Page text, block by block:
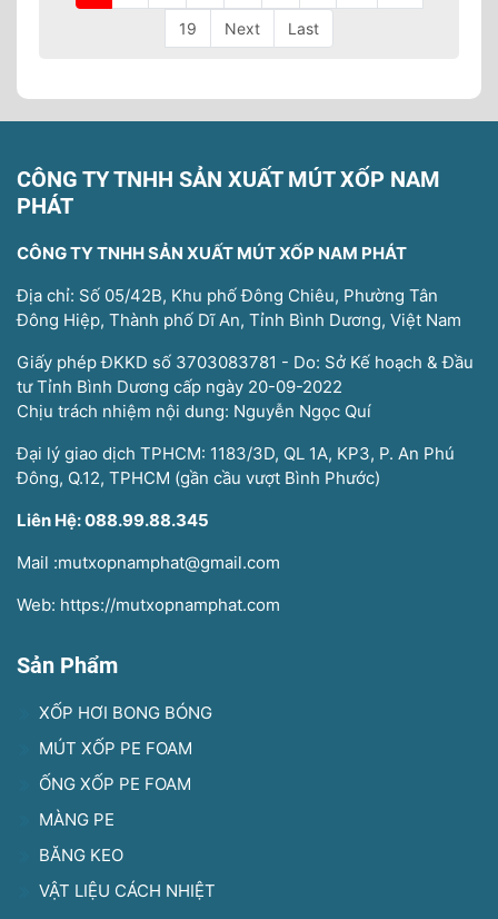
19 Next Last
CÔNG TY TNHH SẢN XUẤT MÚT XỐP NAM
PHÁT
CÔNG TY TNHH SẢN XUẤT MÚT XỐP NAM PHÁT
Địa chỉ: Số 05/42B, Khu phố Đông Chiêu, Phường Tân
Đông Hiệp, Thành phố Dĩ An, Tỉnh Bình Dương, Việt Nam
Giấy phép ĐKKD số 3703083781 - Do: Sở Kế hoạch & Đầu
tư Tỉnh Bình Dương cấp ngày 20-09-2022
Chịu trách nhiệm nội dung: Nguyễn Ngọc Quí
Đại lý giao dịch TPHCM: 1183/3D, QL 1A, KP3, P. An Phú
Đông, Q.12, TPHCM (gần cầu vượt Bình Phước)
Liên Hệ: 088.99.88.345
Mail :mutxopnamphat@gmail.com
Web: https://mutxopnamphat.com
Sản Phẩm
XỐP HƠI BONG BÓNG
MÚT XỐP PE FOAM
ỐNG XỐP PE FOAM
MÀNG PE
BĂNG KEO
VẬT LIỆU CÁCH NHIỆT